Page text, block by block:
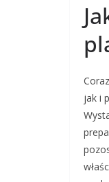
jak i